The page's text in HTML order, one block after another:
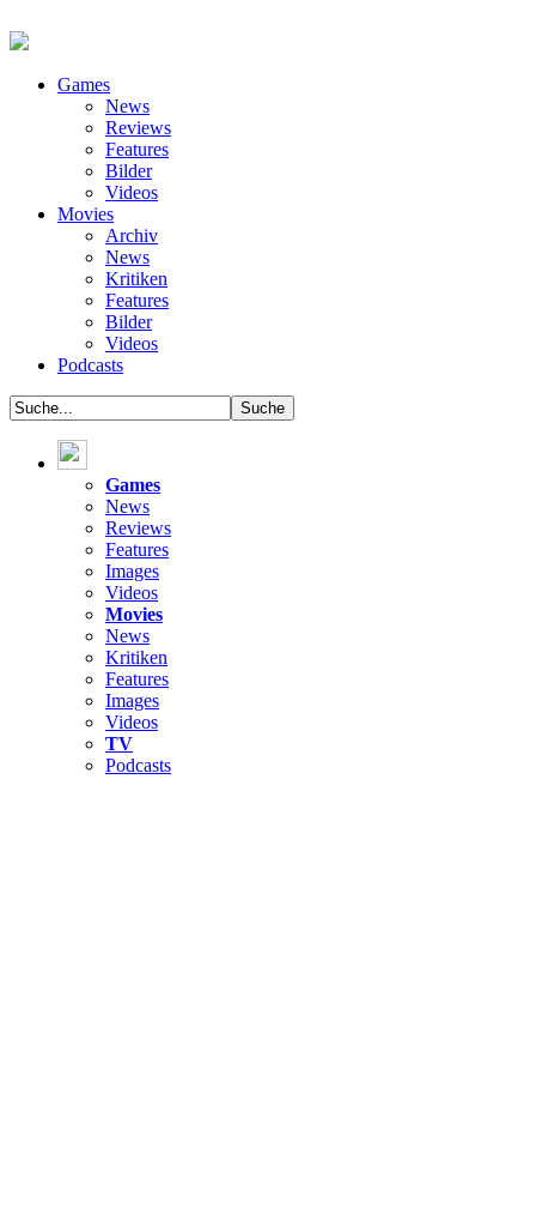
Games
News
Reviews
Features
Bilder
Videos
Movies
Archiv
News
Kritiken
Features
Bilder
Videos
Podcasts
Games
News
Reviews
Features
Images
Videos
Movies
News
Kritiken
Features
Images
Videos
TV
Podcasts